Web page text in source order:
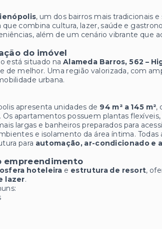
, um dos bairros mais tradicionais
combina cultura, lazer, saúde e
além de um cenário vibrante que
do imóvel
está situado na Alameda Barros, 562 –
de melhor. Uma região valorizada, com
urbana.
apresenta unidades de 94 m² a 145 m²,
Os apartamentos possuem plantas
largas e banheiros preparados para
e isolamento da área íntima.
para automação, ar-condicionado e
empreendimento
hoteleira e estrutura de resort,
lazer.